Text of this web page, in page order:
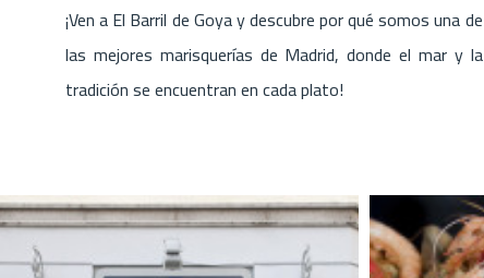
¡Ven a El Barril de Goya y descubre por qué somos una de
las mejores marisquerías de Madrid, donde el mar y la
tradición se encuentran en cada plato!